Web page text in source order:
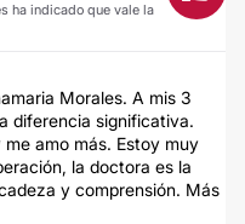
ha indicado que vale la
Morales. A mis 3
diferencia significativa.
amo más. Estoy muy
la doctora es la
y comprensión. Más